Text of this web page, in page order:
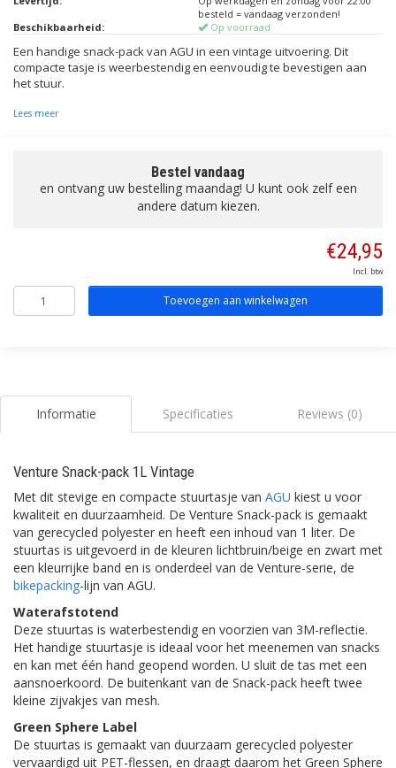
besteld = vandaag verzonden!
Beschikbaarheid:
Op voorraad
Een handige snack-pack van AGU in een vintage uitvoering. Dit
compacte tasje is weerbestendig en eenvoudig te bevestigen aan
het stuur.
Lees meer
Bestel vandaag
en ontvang uw bestelling maandag! U kunt ook zelf een
andere datum kiezen.
€24,95
Incl. btw
Toevoegen aan winkelwagen
Informatie Specificaties Reviews (0)
Venture Snack-pack 1L Vintage
Met dit stevige en compacte stuurtasje van AGU kiest u voor
kwaliteit en duurzaamheid. De Venture Snack-pack is gemaakt
van gerecycled polyester en heeft een inhoud van 1 liter. De
stuurtas is uitgevoerd in de kleuren lichtbruin/beige en zwart met
een kleurrijke band en is onderdeel van de Venture-serie, de
bikepacking-lijn van AGU.
Waterafstotend
Deze stuurtas is waterbestendig en voorzien van 3M-reflectie.
Het handige stuurtasje is ideaal voor het meenemen van snacks
en kan met één hand geopend worden. U sluit de tas met een
aansnoerkoord. De buitenkant van de Snack-pack heeft twee
kleine zijvakjes van mesh.
Green Sphere Label
De stuurtas is gemaakt van duurzaam gerecycled polyester
vervaardigd uit PET-flessen, en draagt daarom het Green Sphere